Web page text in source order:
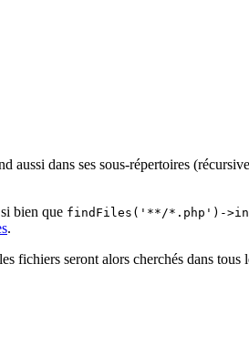
aussi dans ses sous-répertoires
bien que findFiles('**/*.php')-
.
fichiers seront alors cherchés dans